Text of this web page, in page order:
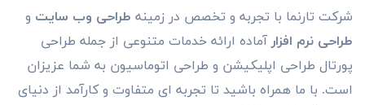
شرکت تارنما با تجربه و تخصص در زمینه طراحی وب سایت و
طراحی نرم افزار آماده ارائه خدمات متنوعی از جمله طراحی
پورتال طراحی اپلیکیشن و طراحی اتوماسیون به شما عزیزان
است. با ما همراه باشید تا تجربه ای متفاوت و کارآمد از دنیای